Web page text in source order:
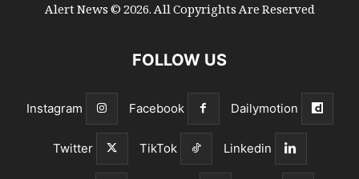
Alert News © 2026. All Copyrights Are Reserved
FOLLOW US
Dailymotion
Facebook
Instagram
Linkedin
TikTok
Twitter